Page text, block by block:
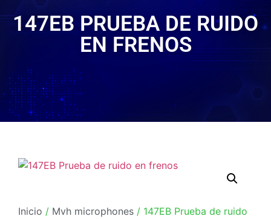
147EB PRUEBA DE RUIDO
EN FRENOS
Inicio / Mvh microphones / 147EB Prueba de ruido